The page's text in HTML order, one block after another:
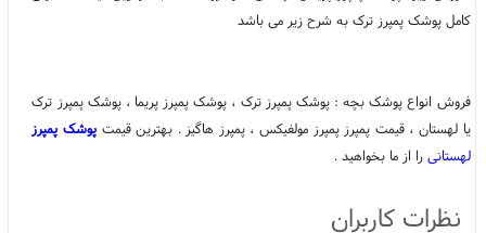
کامل پوشک پمپرز ترک به شرح زیر می باشد
فروش انواع پوشک بچه : پوشک پمپرز ترک ، پوشک پمپرز پریما ، پوشک پمپرز ترک
یا لهستان ، قیمت پمپرز پمپرز مولفیکس ، پمپرز هاگیز . بهترین قیمتپوشک پمپرز
لهستانی را از ما بخواهید .
نظرات کاربران